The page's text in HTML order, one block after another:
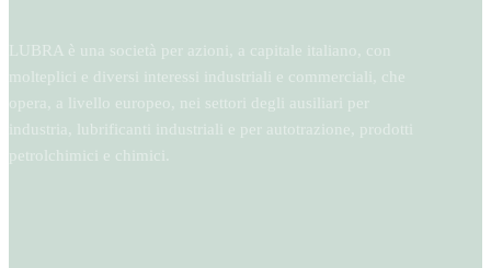
LUBRA è una società per azioni, a capitale italiano, con
molteplici e diversi interessi industriali e commerciali, che
opera, a livello europeo, nei settori degli ausiliari per
industria, lubrificanti industriali e per autotrazione, prodotti
petrolchimici e chimici.